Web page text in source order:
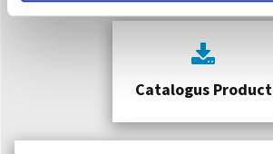
Catalogus Product